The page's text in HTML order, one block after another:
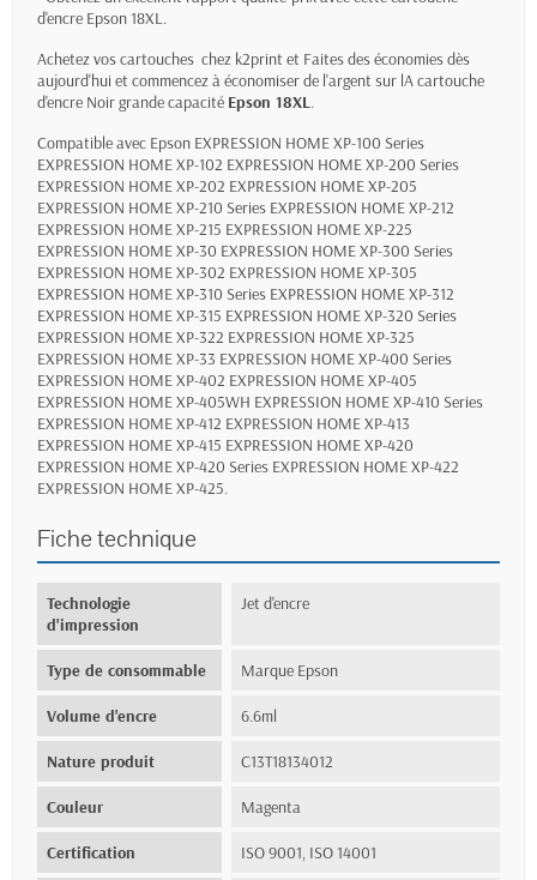
d'encre Epson 18XL.
Achetez vos cartouches chez k2print et Faites des économies dès
aujourd'hui et commencez à économiser de l'argent sur lA cartouche
d'encre Noir grande capacité Epson 18XL.
Compatible avec Epson EXPRESSION HOME XP-100 Series
EXPRESSION HOME XP-102 EXPRESSION HOME XP-200 Series
EXPRESSION HOME XP-202 EXPRESSION HOME XP-205
EXPRESSION HOME XP-210 Series EXPRESSION HOME XP-212
EXPRESSION HOME XP-215 EXPRESSION HOME XP-225
EXPRESSION HOME XP-30 EXPRESSION HOME XP-300 Series
EXPRESSION HOME XP-302 EXPRESSION HOME XP-305
EXPRESSION HOME XP-310 Series EXPRESSION HOME XP-312
EXPRESSION HOME XP-315 EXPRESSION HOME XP-320 Series
EXPRESSION HOME XP-322 EXPRESSION HOME XP-325
EXPRESSION HOME XP-33 EXPRESSION HOME XP-400 Series
EXPRESSION HOME XP-402 EXPRESSION HOME XP-405
EXPRESSION HOME XP-405WH EXPRESSION HOME XP-410 Series
EXPRESSION HOME XP-412 EXPRESSION HOME XP-413
EXPRESSION HOME XP-415 EXPRESSION HOME XP-420
EXPRESSION HOME XP-420 Series EXPRESSION HOME XP-422
EXPRESSION HOME XP-425.
Fiche technique
Technologie
d'impression
Jet d'encre
Type de consommable Marque Epson
Volume d'encre 6.6ml
Nature produit C13T18134012
Couleur Magenta
Certification ISO 9001, ISO 14001